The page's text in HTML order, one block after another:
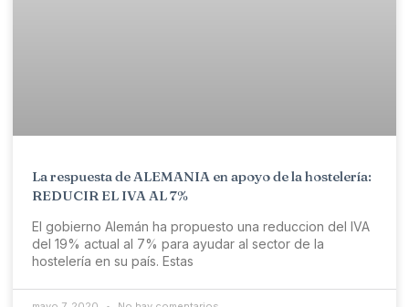
La respuesta de ALEMANIA en apoyo de la hostelería:
REDUCIR EL IVA AL 7%
El gobierno Alemán ha propuesto una reduccion del IVA
del 19% actual al 7% para ayudar al sector de la
hostelería en su país. Estas